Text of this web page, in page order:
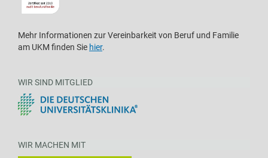
Mehr Informationen zur Vereinbarkeit von Beruf und Familie
am UKM finden Sie hier.
WIR SIND MITGLIED
WIR MACHEN MIT